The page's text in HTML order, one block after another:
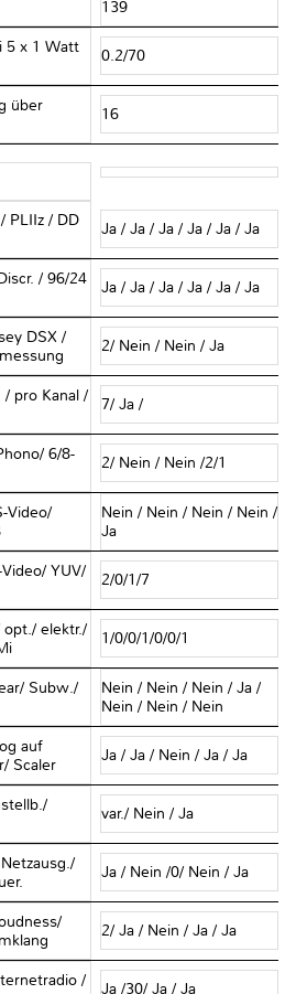
139
0.2/70
über
16
PLIIz / DD
Ja / Ja / Ja / Ja / Ja / Ja
/ 96/24
Ja / Ja / Ja / Ja / Ja / Ja
DSX /
2/ Nein / Nein / Ja
pro Kanal /
7/ Ja /
6/8-
2/ Nein / Nein /2/1
Video/
Nein / Nein / Nein / Nein /
Ja
YUV/
2/0/1/7
opt./ elektr./
1/0/0/1/0/0/1
Subw./
Nein / Nein / Nein / Ja /
Nein / Nein / Nein
auf
Scaler
Ja / Ja / Nein / Ja / Ja
var./ Nein / Ja
Ja / Nein /0/ Nein / Ja
2/ Ja / Nein / Ja / Ja
/
Ja /30/ Ja / Ja